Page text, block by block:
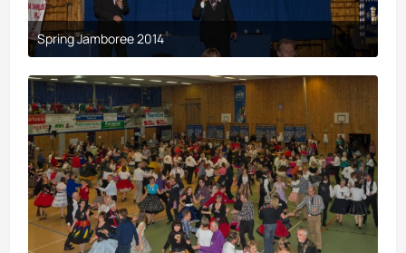
Spring Jamboree 2014
9. April 2017 um 19:44